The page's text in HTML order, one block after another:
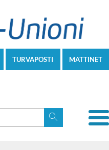
MATTINET
TURVAPOSTI